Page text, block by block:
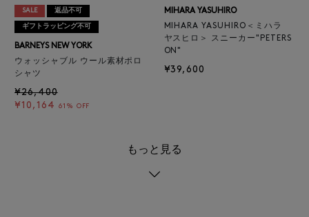
SALE 返品不可
ギフトラッピング不可
BARNEYS NEW YORK
ウォッシャブル ウール素材ポロ
シャツ
¥26,400
¥10,164
61% OFF
MIHARA YASUHIRO
MIHARA YASUHIRO＜ミハラ
ヤスヒロ＞ スニーカー"PETERS
ON"
¥39,600
もっと見る